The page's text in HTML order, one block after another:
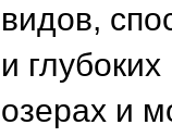
видов,
и
озерах и